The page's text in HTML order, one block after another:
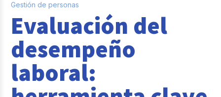
Sistema pagos y planillas
Entrevistas
Buk
Reclutamiento y selección de personal
Casos de éxito
Gestión de personas
Evaluación del
desempeño
laboral: